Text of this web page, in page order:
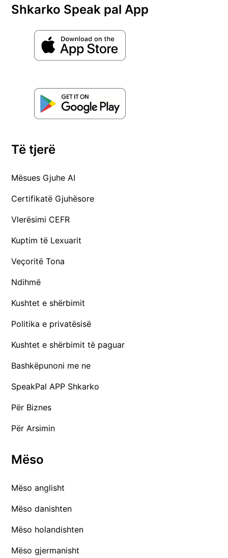
Shkarko Speak pal App
Të tjerë
Mësues Gjuhe AI
Certifikatë Gjuhësore
Vlerësimi CEFR
Kuptim të Lexuarit
Veçoritë Tona
Ndihmë
Kushtet e shërbimit
Politika e privatësisë
Kushtet e shërbimit të paguar
Bashkëpunoni me ne
SpeakPal APP Shkarko
Për Biznes
Për Arsimin
Mëso
Mëso anglisht
Mëso danishten
Mëso holandishten
Mëso gjermanisht